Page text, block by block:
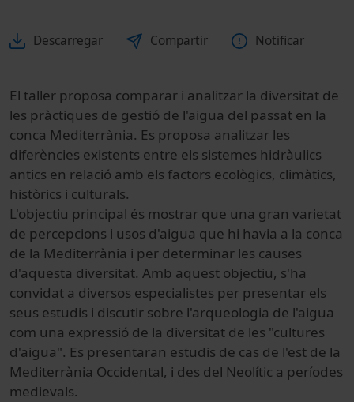
Descarregar Compartir Notificar
El taller proposa comparar i analitzar la diversitat de
les pràctiques de gestió de l'aigua del passat en la
conca Mediterrània. Es proposa analitzar les
diferències existents entre els sistemes hidràulics
antics en relació amb els factors ecològics, climàtics,
històrics i culturals.
L'objectiu principal és mostrar que una gran varietat
de percepcions i usos d'aigua que hi havia a la conca
de la Mediterrània i per determinar les causes
d'aquesta diversitat. Amb aquest objectiu, s'ha
convidat a diversos especialistes per presentar els
seus estudis i discutir sobre l'arqueologia de l'aigua
com una expressió de la diversitat de les "cultures
d'aigua". Es presentaran estudis de cas de l'est de la
Mediterrània Occidental, i des del Neolític a períodes
medievals.